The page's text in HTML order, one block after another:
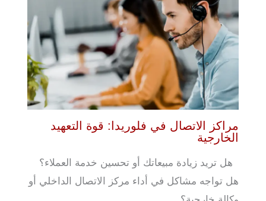
مراكز الاتصال في فلوريدا: قوة التعهيد
الخارجية
هل تريد زيادة مبيعاتك أو تحسين خدمة العملاء؟
هل تواجه مشاكل في أداء مركز الاتصال الداخلي أو